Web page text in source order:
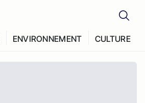
ENVIRONNEMENT CULTURE